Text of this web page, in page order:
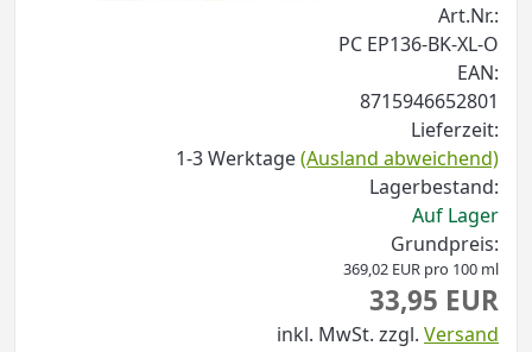
Art.Nr.:
PC EP136-BK-XL-O
EAN:
8715946652801
Lieferzeit:
1-3 Werktage(Ausland abweichend)
Lagerbestand:
Auf Lager
Grundpreis:
369,02 EUR pro 100 ml
33,95 EUR
inkl. MwSt. zzgl. Versand